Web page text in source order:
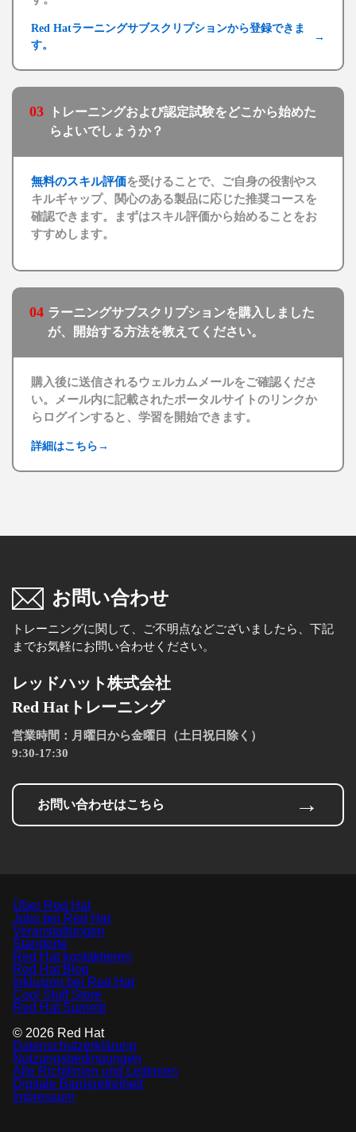
Red Hatラーニングサブスクリプションから登録できま
す。
→
03
トレーニングおよび認定試験をどこから始めた
らよいでしょうか？
無料のスキル評価を受けることで、ご自身の役割やス
キルギャップ、関心のある製品に応じた推奨コースを
確認できます。まずはスキル評価から始めることをお
すすめします。
04 ラーニングサブスクリプションを購入しました
が、開始する方法を教えてください。
購入後に送信されるウェルカムメールをご確認くださ
い。メール内に記載されたポータルサイトのリンクか
らログインすると、学習を開始できます。
詳細はこちら →
お問い合わせ
トレーニングに関して、ご不明点などございましたら、下記
までお気軽にお問い合わせください。
レッドハット株式会社
Red Hatトレーニング
営業時間：月曜日から金曜日（土日祝日除く）
9:30-17:30
お問い合わせはこちら →
Über Red Hat
Jobs bei Red Hat
Veranstaltungen
Standorte
Red Hat kontaktieren
Red Hat Blog
Inklusion bei Red Hat
Cool Stuff Store
Red Hat Summit
© 2026 Red Hat
Datenschutzerklärung
Nutzungsbedingungen
Alle Richtlinien und Leitlinien
Digitale Barrierefreiheit
Impressum